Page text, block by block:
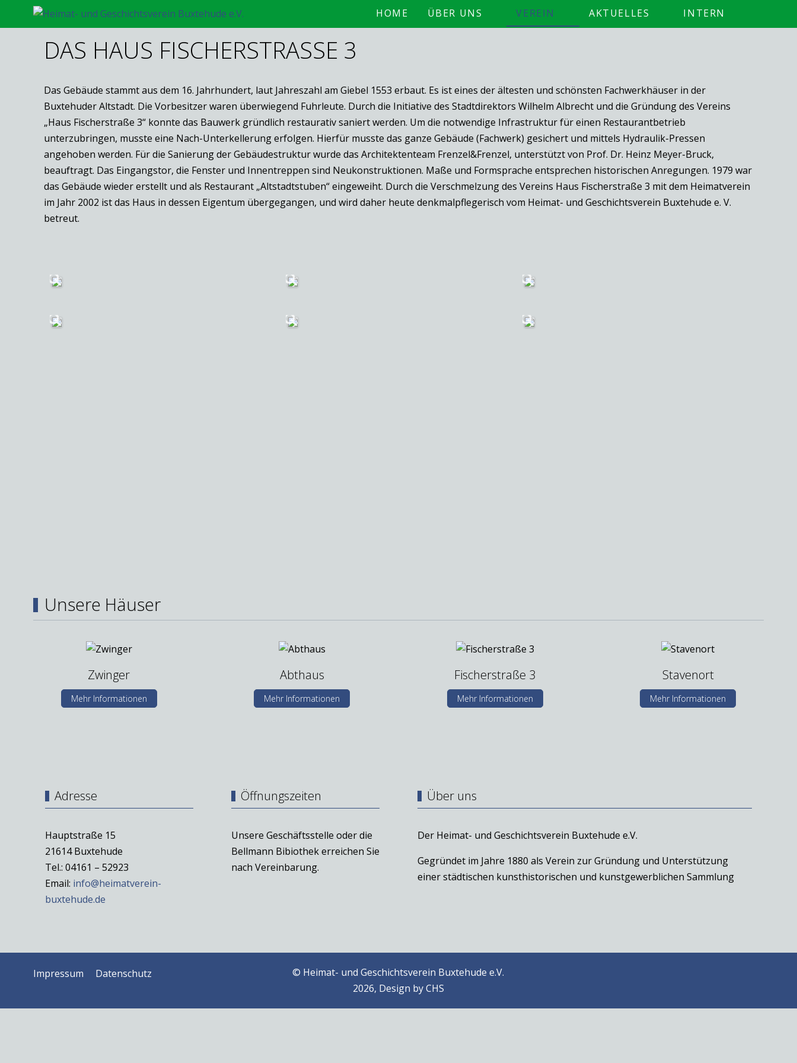
HOME ÜBER UNS VEREIN AKTUELLES INTERN
DAS HAUS FISCHERSTRASSE 3
Das Gebäude stammt aus dem 16. Jahrhundert, laut Jahreszahl am Giebel 1553 erbaut. Es ist eines der ältesten und schönsten Fachwerkhäuser in der
Buxtehuder Altstadt. Die Vorbesitzer waren überwiegend Fuhrleute. Durch die Initiative des Stadtdirektors Wilhelm Albrecht und die Gründung des Vereins
„Haus Fischerstraße 3“ konnte das Bauwerk gründlich restaurativ saniert werden. Um die notwendige Infrastruktur für einen Restaurantbetrieb
unterzubringen, musste eine Nach-Unterkellerung erfolgen. Hierfür musste das ganze Gebäude (Fachwerk) gesichert und mittels Hydraulik-Pressen
angehoben werden. Für die Sanierung der Gebäudestruktur wurde das Architektenteam Frenzel&Frenzel, unterstützt von Prof. Dr. Heinz Meyer-Bruck,
beauftragt. Das Eingangstor, die Fenster und Innentreppen sind Neukonstruktionen. Maße und Formsprache entsprechen historischen Anregungen. 1979 war
das Gebäude wieder erstellt und als Restaurant „Altstadtstuben“ eingeweiht. Durch die Verschmelzung des Vereins Haus Fischerstraße 3 mit dem Heimatverein
im Jahr 2002 ist das Haus in dessen Eigentum übergegangen, und wird daher heute denkmalpflegerisch vom Heimat- und Geschichtsverein Buxtehude e. V.
betreut.
Unsere Häuser
Zwinger
Mehr Informationen
Abthaus
Mehr Informationen
Fischerstraße 3
Mehr Informationen
Stavenort
Mehr Informationen
Adresse
Hauptstraße 15
21614 Buxtehude
Tel.: 04161 – 52923
Email: info@heimatverein-
buxtehude.de
Öffnungszeiten
Unsere Geschäftsstelle oder die
Bellmann Bibiothek erreichen Sie
nach Vereinbarung.
Über uns
Der Heimat- und Geschichtsverein Buxtehude e.V.
Gegründet im Jahre 1880 als Verein zur Gründung und Unterstützung
einer städtischen kunsthistorischen und kunstgewerblichen Sammlung
Impressum Datenschutz
© Heimat- und Geschichtsverein Buxtehude e.V.
2026, Design byCHS